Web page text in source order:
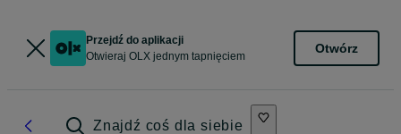
Przejdź do aplikacji
Otwieraj OLX jednym tapnięciem
Otwórz
Znajdź coś dla siebie